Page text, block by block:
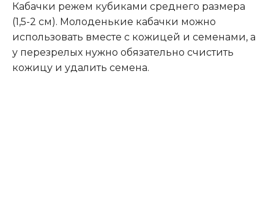
Кабачки режем кубиками среднего размера
(1,5-2 см). Молоденькие кабачки можно
использовать вместе с кожицей и семенами, а
у перезрелых нужно обязательно счистить
кожицу и удалить семена.